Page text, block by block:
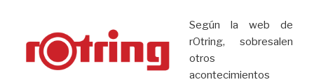
Según la web de
rOtring, sobresalen
otros
acontecimientos